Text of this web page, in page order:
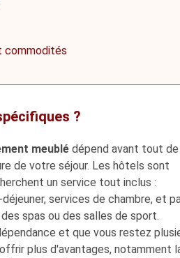
commodités
?
meublé dépend avant tout
de votre séjour. Les hôtels sont
un service tout inclus :
services de chambre, et
spas ou des salles de sport.
et que vous restez
plus d'avantages, notamment